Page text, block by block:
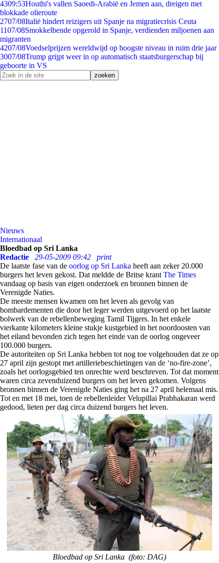
4309:53Houthi's vallen Saoedi-Arabië en Jemen aan, dreigen met
blokkade olieroute
2707/08Italië hindert reizigers uit Spanje na migratiecrisis Ceuta
1107/08Smokkelbende opgerold in Spanje, verdienden miljoenen aan
migranten
4207/08Voedselprijzen wereldwijd op hoogste niveau in ruim drie jaar
3007/08Trump grijpt weer in op automatisch staatsburgerschap bij
geboorte in VS
Nieuws
Internationaal
Bloedbad op Sri Lanka
Redactie
29-05-2009 09:42
print
De laatste fase van de oorlog op Sri Lanka heeft aan zeker 20.000
burgers het leven gekost. Dat meldde de Britse krant The Times
vandaag op basis van eigen onderzoek en bronnen binnen de
Verenigde Naties.
De meeste mensen kwamen om het leven als gevolg van
bombardementen die door het leger werden uitgevoerd op het laatste
bolwerk van de rebellenbeweging Tamil Tijgers. In het enkele
vierkante kilometers kleine stukje kustgebied in het noordoosten van
het eiland bevonden zich tegen het einde van de oorlog ongeveer
100.000 burgers.
De autoriteiten op Sri Lanka hebben tot nog toe volgehouden dat ze op
27 april zijn gestopt met artilleriebeschietingen van de ‘no-fire-zone’,
zoals het oorlogsgebied ten onrechte werd beschreven. Tot dat moment
waren circa zevenduizend burgers om het leven gekomen. Volgens
bronnen binnen de Verenigde Naties ging het na 27 april helemaal mis.
Tot en met 18 mei, toen de rebellenleider Velupillai Prabhakaran werd
gedood, lieten per dag circa duizend burgers het leven.
Bloedbad op Sri Lanka (foto: DAG)